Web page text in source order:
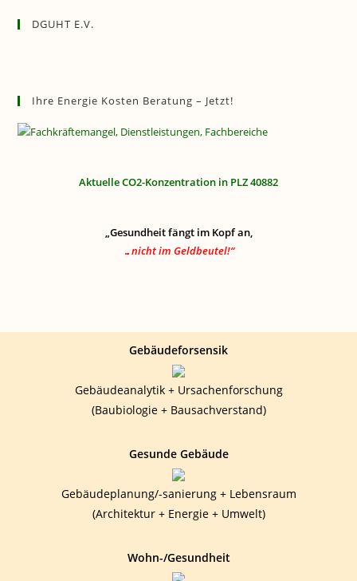
DGUHT E.V.
Ihre Energie Kosten Beratung – Jetzt!
Aktuelle CO2-Konzentration in PLZ 40882
„Gesundheit fängt im Kopf an,
…nicht im Geldbeutel!“
Gebäudeforsensik
Gebäudeanalytik + Ursachenforschung
(Baubiologie + Bausachverstand)
Gesunde Gebäude
Gebäudeplanung/-sanierung + Lebensraum
(Architektur + Energie + Umwelt)
Wohn-/Gesundheit